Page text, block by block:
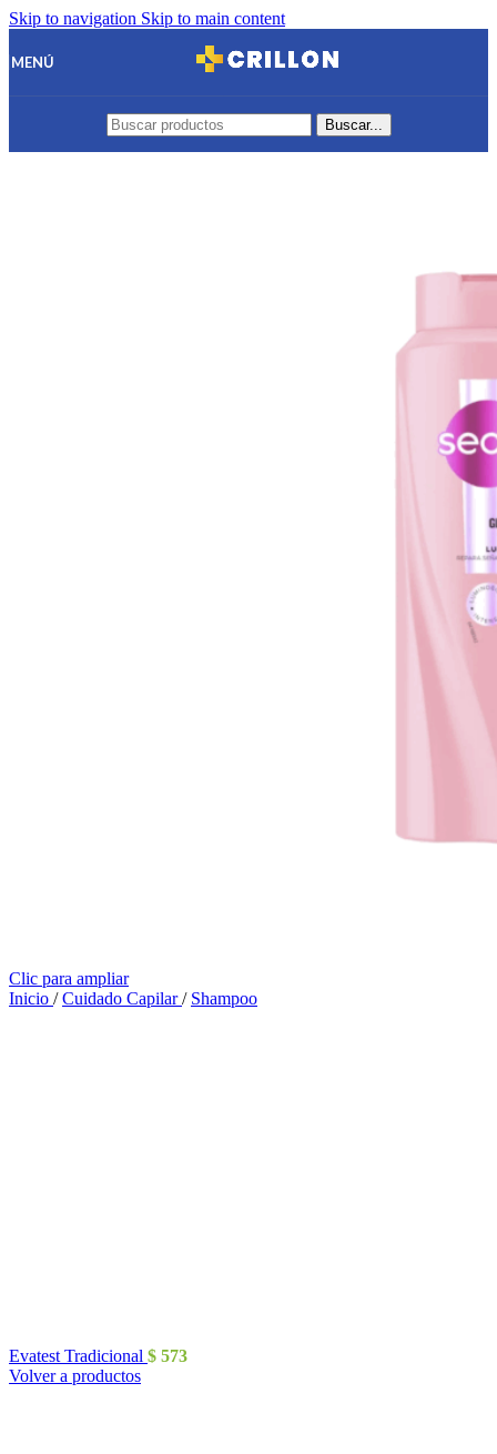
Skip to navigation Skip to main content
MENÚ
Buscar...
Clic para ampliar
Inicio / Cuidado Capilar/ Shampoo
Evatest Tradicional $ 573
Volver a productos